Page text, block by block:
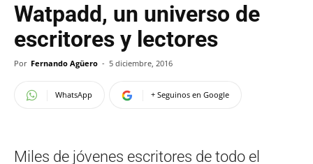
Watpadd, un universo de
escritores y lectores
Por Fernando Agüero - 5 diciembre, 2016
WhatsApp + Seguinos en Google
Miles de jóvenes escritores de todo el